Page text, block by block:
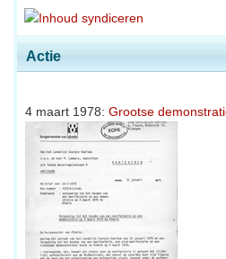
Actie
4 maart 1978: Grootse